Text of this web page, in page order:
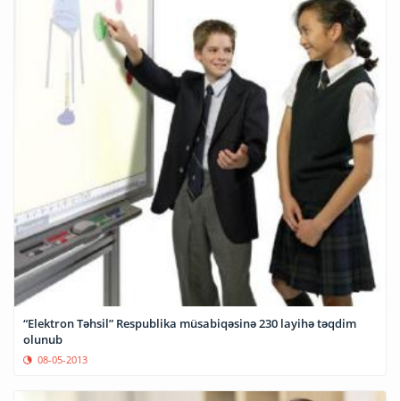
“Elektron Təhsil” Respublika müsabiqəsinə 230 layihə təqdim
olunub
08-05-2013